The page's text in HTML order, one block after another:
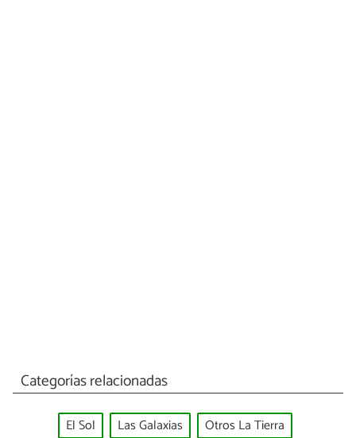
Categorías relacionadas
El Sol Las Galaxias
Otros La Tierra